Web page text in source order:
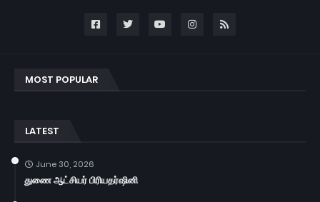
MOST POPULAR
LATEST
June 30, 2026
துணை ஆட்சியர் பிரியதர்ஷினி